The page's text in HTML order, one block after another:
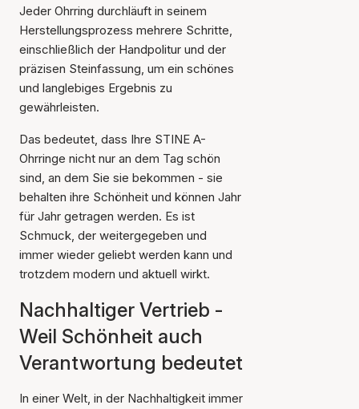
Jeder Ohrring durchläuft in seinem
Herstellungsprozess mehrere Schritte,
einschließlich der Handpolitur und der
präzisen Steinfassung, um ein schönes
und langlebiges Ergebnis zu
gewährleisten.
Das bedeutet, dass Ihre STINE A-
Ohrringe nicht nur an dem Tag schön
sind, an dem Sie sie bekommen - sie
behalten ihre Schönheit und können Jahr
für Jahr getragen werden. Es ist
Schmuck, der weitergegeben und
immer wieder geliebt werden kann und
trotzdem modern und aktuell wirkt.
Nachhaltiger Vertrieb -
Weil Schönheit auch
Verantwortung bedeutet
In einer Welt, in der Nachhaltigkeit immer